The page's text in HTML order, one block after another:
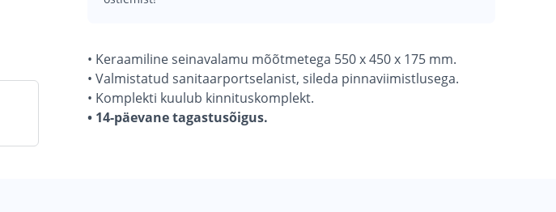
• Keraamiline seinavalamu mõõtmetega 550 x 450 x 175 mm.
• Valmistatud sanitaarportselanist, sileda pinnaviimistlusega.
• Komplekti kuulub kinnituskomplekt.
• 14-päevane tagastusõigus.